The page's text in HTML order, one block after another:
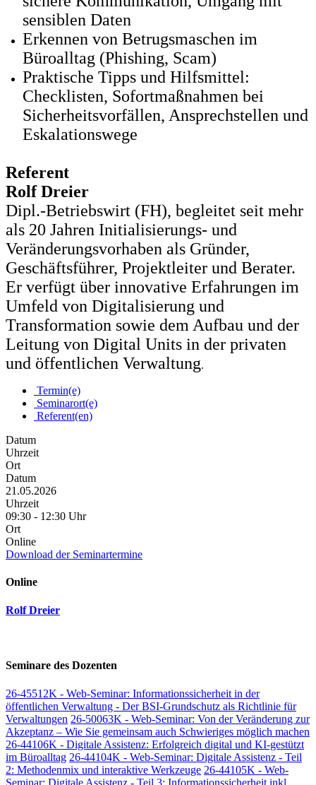
sensiblen Daten
Erkennen von Betrugsmaschen im
Büroalltag (Phishing, Scam)
Praktische Tipps und Hilfsmittel:
Checklisten, Sofortmaßnahmen bei
Sicherheitsvorfällen, Ansprechstellen und
Eskalationswege
Referent
Rolf Dreier
Dipl.-Betriebswirt (FH), begleitet seit mehr
als 20 Jahren Initialisierungs- und
Veränderungsvorhaben als Gründer,
Geschäftsführer, Projektleiter und Berater.
Er verfügt über innovative Erfahrungen im
Umfeld von Digitalisierung und
Transformation sowie dem Aufbau und der
Leitung von Digital Units in der privaten
und öffentlichen Verwaltung.
Termin(e)
Seminarort(e)
Referent(en)
Datum
Uhrzeit
Ort
Datum
21.05.2026
Uhrzeit
09:30 - 12:30 Uhr
Ort
Online
Download der Seminartermine
Online
Rolf Dreier
Seminare des Dozenten
26-45512K - Web-Seminar: Informationssicherheit in der
öffentlichen Verwaltung - Der BSI-Grundschutz als Richtlinie für
Verwaltungen 26-50063K - Web-Seminar: Von der Veränderung zur
Akzeptanz – Wie Sie gemeinsam auch Schwieriges möglich machen
26-44106K - Digitale Assistenz: Erfolgreich digital und KI-gestützt
im Büroalltag 26-44104K - Web-Seminar: Digitale Assistenz - Teil
2: Methodenmix und interaktive Werkzeuge 26-44105K - Web-
Seminar: Digitale Assistenz - Teil 3: Informationssicherheit inkl.